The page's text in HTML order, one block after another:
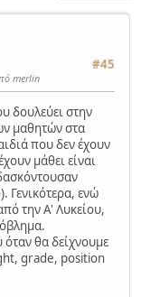
#45
merlin
δουλεύει στην
μαθητών στα
που δεν έχουν
μάθει είναι
Γενικότερα, ενώ
την Α' Λυκείου,
θα δείχνουμε
grade, position